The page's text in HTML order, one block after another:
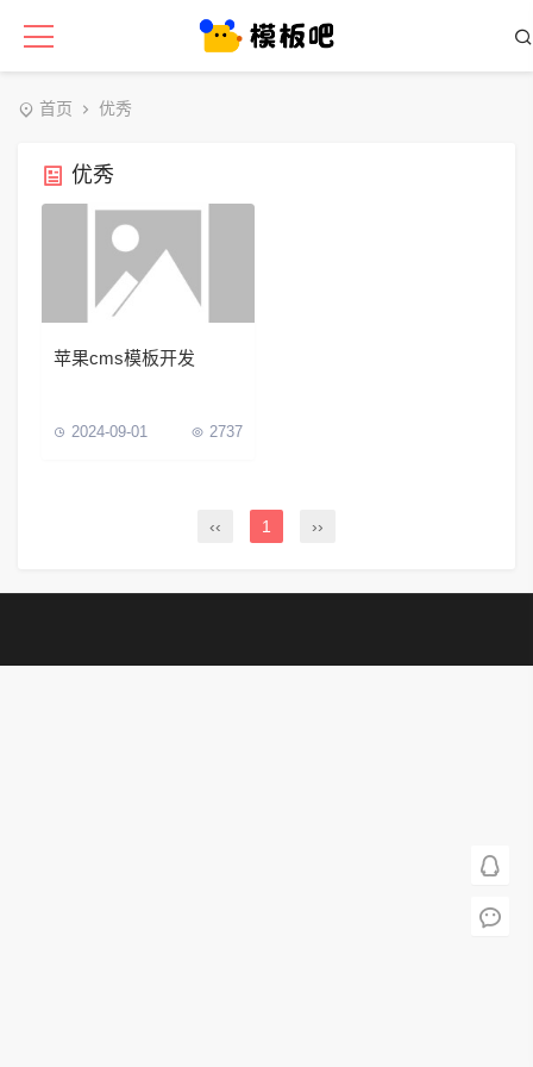
首页 优秀
优秀
苹果cms模板开发
2024-09-01 2737
‹‹ 1 ››